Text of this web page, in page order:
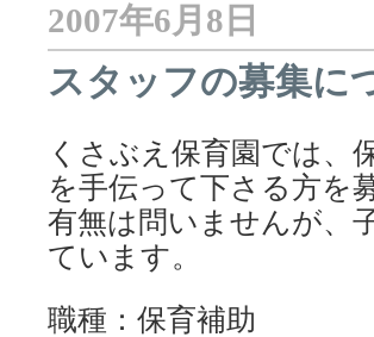
2007年6月8日
スタッフの募集に
くさぶえ保育園では、
を手伝って下さる方を
有無は問いませんが、
ています。
職種：保育補助